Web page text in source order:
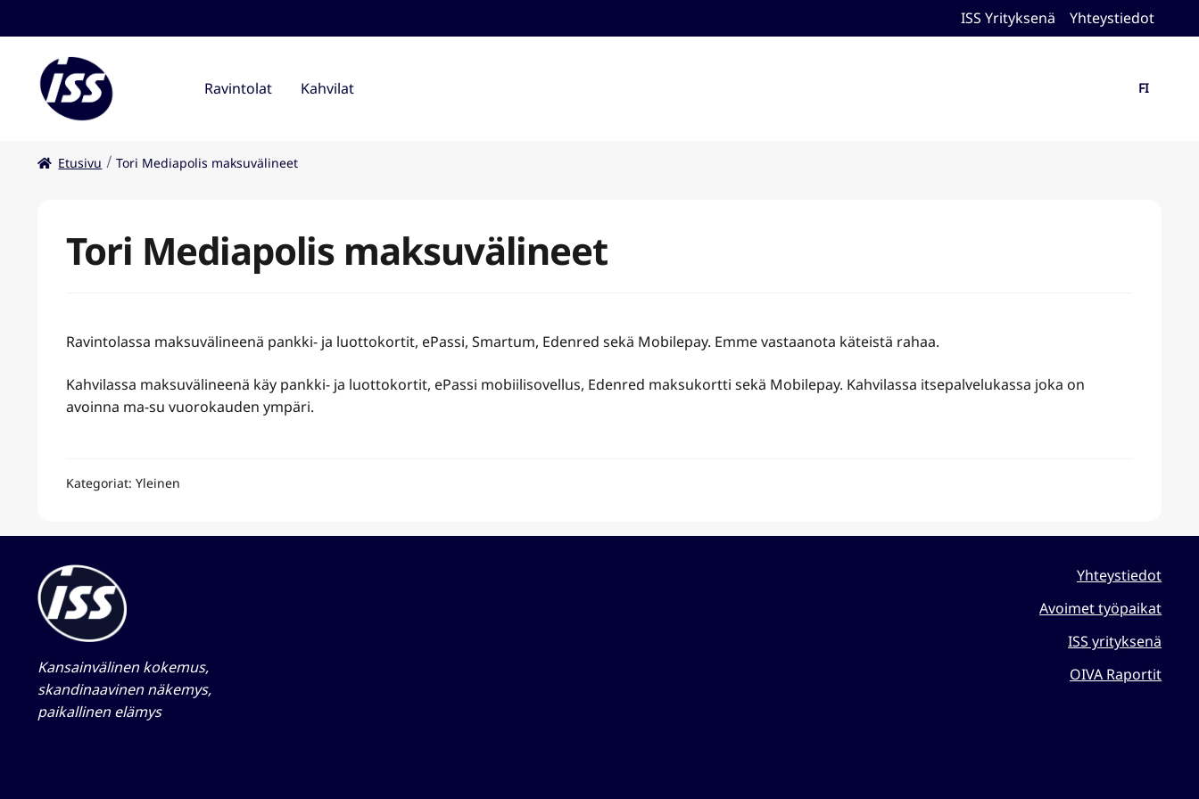
ISS Yrityksenä Yhteystiedot
Ravintolat Kahvilat FI
Etusivu Tori Mediapolis maksuvälineet
Tori Mediapolis maksuvälineet
Ravintolassa maksuvälineenä pankki- ja luottokortit, ePassi, Smartum, Edenred sekä Mobilepay. Emme vastaanota käteistä rahaa.
Kahvilassa maksuvälineenä käy pankki- ja luottokortit, ePassi mobiilisovellus, Edenred maksukortti sekä Mobilepay. Kahvilassa itsepalvelukassa joka on
avoinna ma-su vuorokauden ympäri.
Kategoriat: Yleinen
Kansainvälinen kokemus,
skandinaavinen näkemys,
paikallinen elämys​
Yhteystiedot
Avoimet työpaikat
ISS yrityksenä
OIVA Raportit